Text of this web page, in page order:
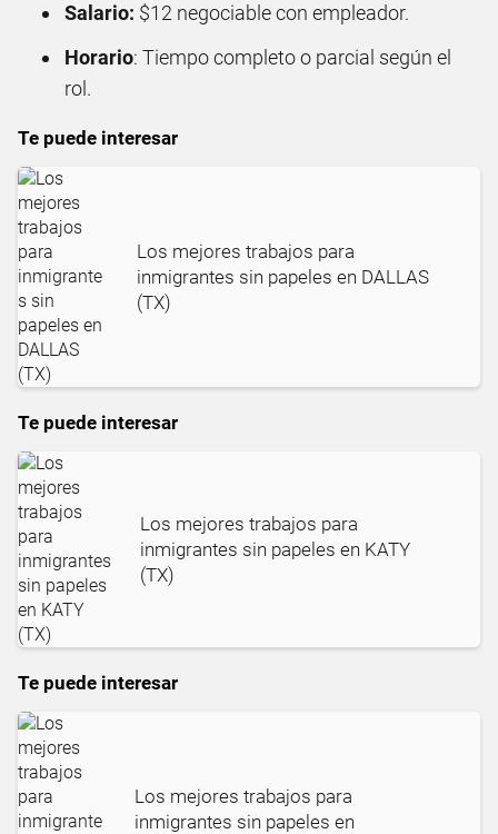
Salario: $12 negociable con empleador.
Horario: Tiempo completo o parcial según el
rol.
Te puede interesar
Los mejores trabajos para
inmigrantes sin papeles en DALLAS
(TX)
Te puede interesar
Los mejores trabajos para
inmigrantes sin papeles en KATY
(TX)
Te puede interesar
Los mejores trabajos para
inmigrantes sin papeles en